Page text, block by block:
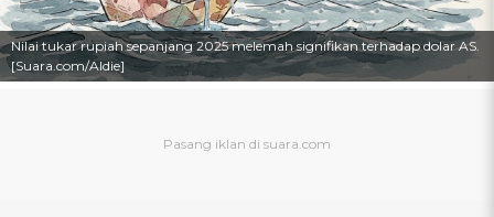
Nilai tukar rupiah sepanjang 2025 melemah signifikan terhadap dolar AS.
[Suara.com/Aldie]